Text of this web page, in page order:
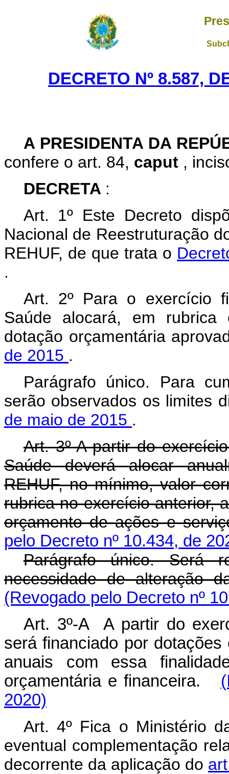
DECRETO Nº 8.587,
A PRESIDENTA DA
confere o art. 84, caput ,
DECRETA :
Art. 1º Este Decreto
Nacional de Reestruturação
REHUF, de que trata o
.
Art. 2º Para o exercício
Saúde alocará, em
dotação orçamentária
de 2015 .
Parágrafo único. Para
serão observados os limites
de maio de 2015 .
Art. 3º A partir do
Saúde deverá alocar
REHUF, no mínimo, valor
rubrica no exercício anterior,
orçamento de ações e
pelo Decreto nº 10.434, de
Parágrafo único. Será
necessidade de alteração
(Revogado pelo Decreto nº
Art. 3º-A A partir do
será financiado por
anuais com essa
orçamentária e financeira.
2020)
Art. 4º Fica o Ministério
eventual complementação
decorrente da aplicação do